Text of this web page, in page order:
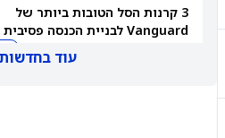
3 קרנות הסל הטובות ביותר של
Vanguard לבניית הכנסה פסיבית
עוד